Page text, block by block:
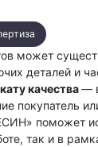
может
деталей и
качества―
покупатель
поможет
так и в